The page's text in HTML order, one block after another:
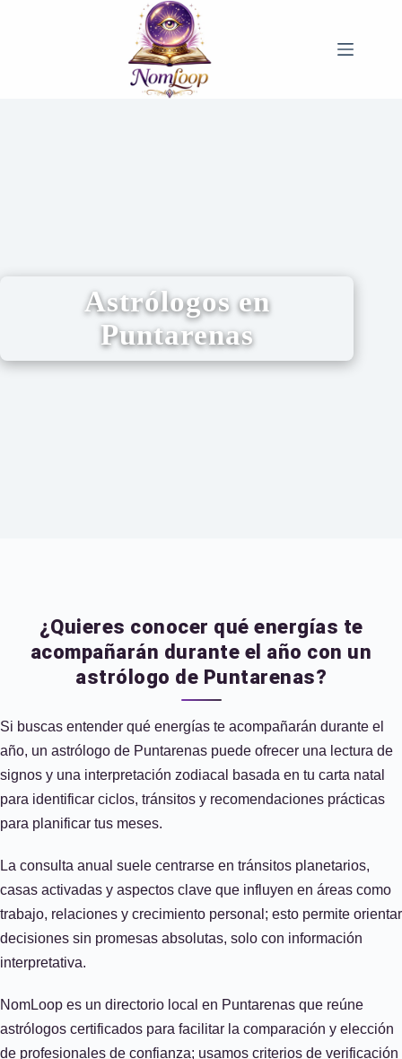
Astrólogos en
Puntarenas
¿Quieres conocer qué energías te
acompañarán durante el año con un
astrólogo de Puntarenas?
Si buscas entender qué energías te acompañarán durante el
año, un astrólogo de Puntarenas puede ofrecer una lectura de
signos y una interpretación zodiacal basada en tu carta natal
para identificar ciclos, tránsitos y recomendaciones prácticas
para planificar tus meses.
La consulta anual suele centrarse en tránsitos planetarios,
casas activadas y aspectos clave que influyen en áreas como
trabajo, relaciones y crecimiento personal; esto permite orientar
decisiones sin promesas absolutas, solo con información
interpretativa.
NomLoop es un directorio local en Puntarenas que reúne
astrólogos certificados para facilitar la comparación y elección
de profesionales de confianza; usamos criterios de verificación